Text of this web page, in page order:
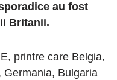
au fost
Britanii.
printre care Belgia,
Germania, Bulgaria